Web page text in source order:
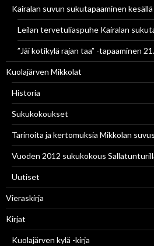
Kairalan suvun sukutapaaminen
Leilan tervetuliaspuhe Kairalan
”Jäi kotikylä rajan taa” -tapaaminen
Kuolajärven Mikkolat
Historia
Sukukokoukset
Tarinoita ja kertomuksia Mikkolan
Vuoden 2012 sukukokous
Uutiset
Vieraskirja
Kirjat
Kuolajärven kylä -kirja